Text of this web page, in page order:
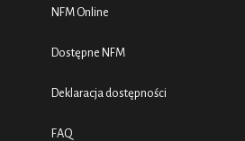
NFM Online
Dostępne NFM
Deklaracja dostępności
FAQ